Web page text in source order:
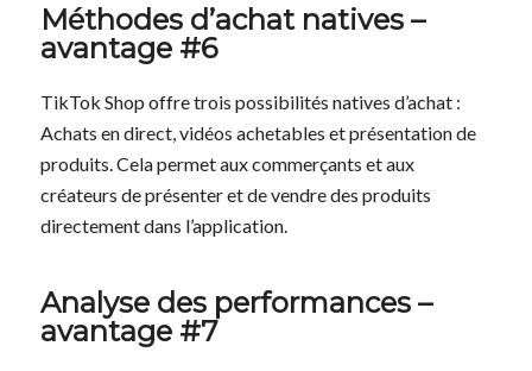
Méthodes d’achat natives –
avantage #6
TikTok Shop offre trois possibilités natives d’achat :
Achats en direct, vidéos achetables et présentation de
produits. Cela permet aux commerçants et aux
créateurs de présenter et de vendre des produits
directement dans l’application.
Analyse des performances –
avantage #7